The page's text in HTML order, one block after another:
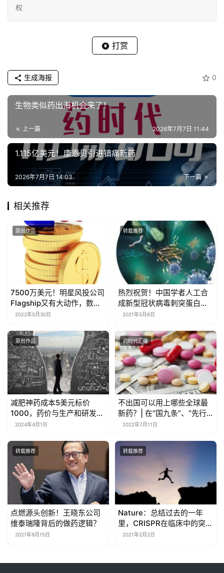
权
打赏
0
生成海报
生物类似药出海机会来了！
上一篇 2026年7月7日 11:44
1.115亿美元！康恩贝引进镇痛新药
下一篇
2026年7月7日 14:03
相关推荐
原创作品
7500万美元！明星风投公司
Flagship又有大动作，数万
新型蛋白质已被发现…
2022年5月30日
转载推荐
热烈祝贺！中国学者人工合
成新型冠状病毒刺突蛋白糖
基化受体结合域
2021年5月6日
原创作品
减肥神药成本5美元标价
1000，药价与生产和研发成
本是否相关？
2024年4月1日
药时代汇编
不出国可以用上哪些全球最
新药？| 在“国九条”、“先行
先试”等政策加持下，海南博
的？
2022年7月11日
转载推荐
点燃源头创新！王晓东公司
维泰瑞隆背后的做药逻辑？
2021年9月15日
转载推荐
Nature：总结过去的一年
里，CRISPR在临床中的突破
性进展
2021年2月2日